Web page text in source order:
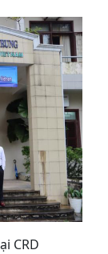
CRD